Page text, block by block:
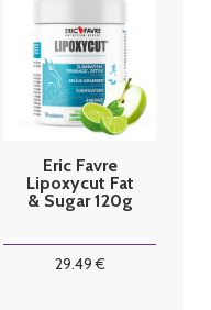
Eric Favre
Lipoxycut Fat
& Sugar 120g
29.49€